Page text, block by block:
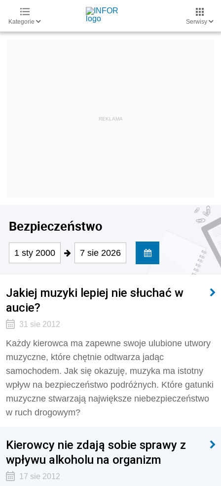
Kategorie Serwisy
Bezpieczeństwo
1 sty 2000 7 sie 2026
Jakiej muzyki lepiej nie słuchać w
aucie?
31 sie 2012
Każdy kierowca ma zapewne swoje ulubione utwory
muzyczne, które chętnie odtwarza jadąc
samochodem. Jak się okazuję, muzyka ma istotny
wpływ na bezpieczeństwo podróżnych. Które gatunki
muzyczne stwarzają największe niebezpieczeństwo
w ruch drogowym?
Kierowcy nie zdają sobie sprawy z
wpływu alkoholu na organizm
17 sie 2012